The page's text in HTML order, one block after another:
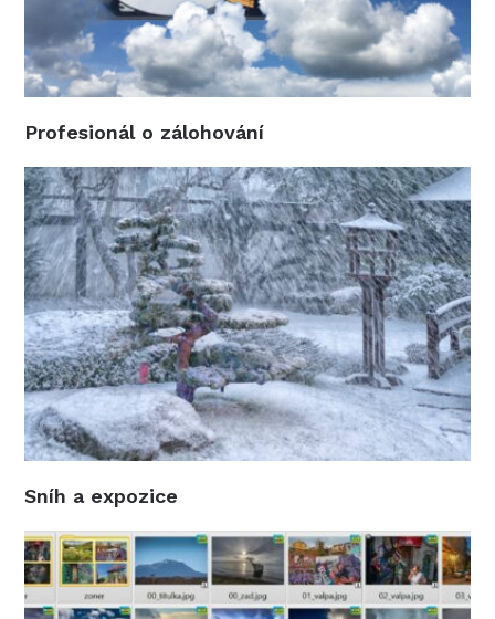
Profesionál o zálohování
Sníh a expozice